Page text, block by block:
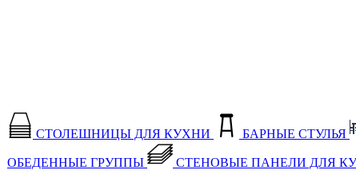
СТОЛЕШНИЦЫ ДЛЯ КУХНИ БАРНЫЕ СТУЛЬЯ
ОБЕДЕННЫЕ ГРУППЫ СТЕНОВЫЕ ПАНЕЛИ ДЛЯ